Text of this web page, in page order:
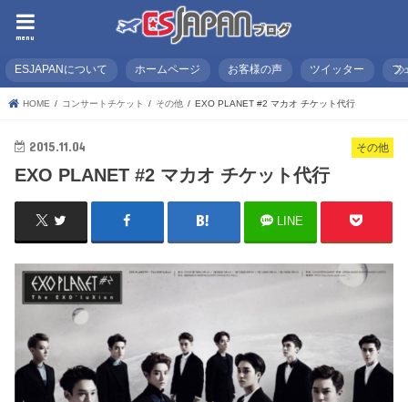
menu
ESJAPANについて ホームページ お客様の声 ツイッター フ
HOME コンサートチケット その他 EXO PLANET #2 マカオ チケット代行
その他
2015.11.04
EXO PLANET #2 マカオ チケット代行
LINE